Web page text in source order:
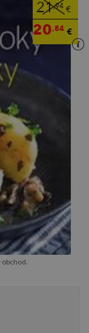
21,94 €
20,84 €
obchod.